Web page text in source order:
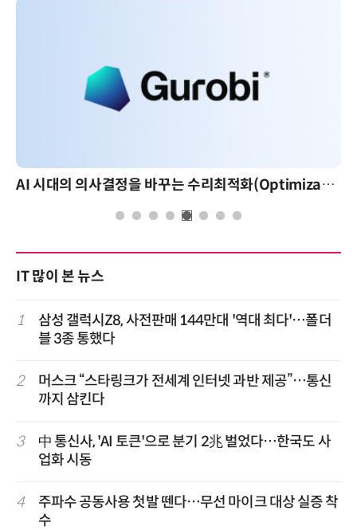
AI 시대의 의사결정을 바꾸는 수리최적화(Optimization): 실제 산업 적용 사례와 활용 전략
IT 많이 본 뉴스
1
삼성 갤럭시Z8, 사전판매 144만대 '역대 최다'…폴더
블 3종 통했다
2
머스크 “스타링크가 전세계 인터넷 과반 제공”…통신
까지 삼킨다
3
中 통신사, 'AI 토큰'으로 분기 2兆 벌었다…한국도 사
업화 시동
4
주파수 공동사용 첫발 뗀다…무선 마이크 대상 실증 착
수